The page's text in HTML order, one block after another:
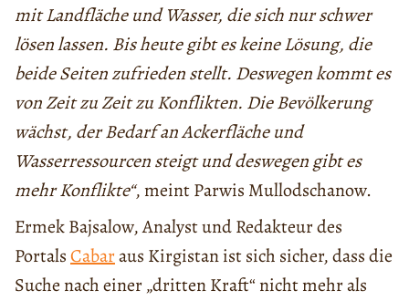
mit Landfläche und Wasser, die sich nur schwer
lösen lassen. Bis heute gibt es keine Lösung, die
beide Seiten zufrieden stellt. Deswegen kommt es
von Zeit zu Zeit zu Konflikten. Die Bevölkerung
wächst, der Bedarf an Ackerfläche und
Wasserressourcen steigt und deswegen gibt es
mehr Konflikte“, meint Parwis Mullodschanow.
Ermek Bajsalow, Analyst und Redakteur des
PortalsCabaraus Kirgistan ist sich sicher, dass die
Suche nach einer „dritten Kraft“ nicht mehr als